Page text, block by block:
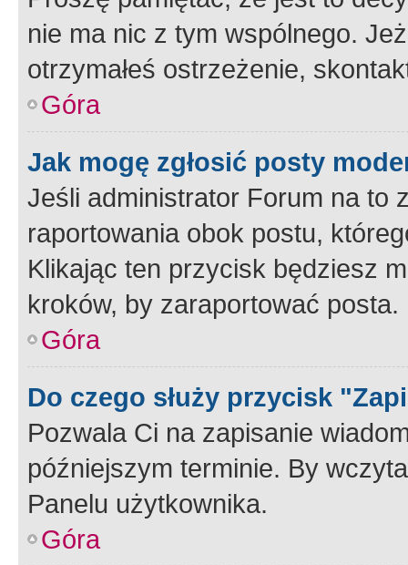
nie ma nic z tym wspólnego.
otrzymałeś ostrzeżenie,
Góra
Jak mogę zgłosić posty
Jeśli administrator Forum na to
raportowania obok postu,
Klikając ten przycisk będziesz
kroków, by zaraportować posta.
Góra
Do czego służy przycisk
Pozwala Ci na zapisanie
późniejszym terminie. By
Panelu użytkownika.
Góra